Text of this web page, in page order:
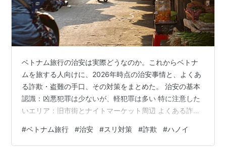
ベトナム旅行の治安は実際どうなのか。これからベトナ
ムを旅する人向けに、2026年時点の治安事情と、よくあ
る詐欺・盗難の手口、その対策をまとめた。 治安の基本
認識：凶悪犯罪は少ないが、軽犯罪は多い 特に注意した
いエリア：旧市街とナイトマーケット周辺 よくある詐
め ※本記事の情報は2026年8月時点のものです。治安状
況は変化するため、渡航前に必ず外務省海外安全ホーム
#ベトナム旅行 #治安 #スリ対策 #詐欺 #ハノイ